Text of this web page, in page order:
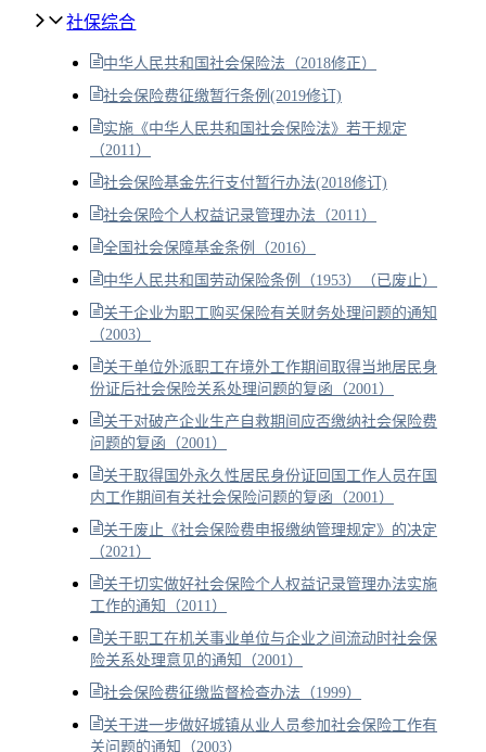
社保综合
中华人民共和国社会保险法（2018修正）
社会保险费征缴暂行条例(2019修订)
实施《中华人民共和国社会保险法》若干规定
（2011）
社会保险基金先行支付暂行办法(2018修订)
社会保险个人权益记录管理办法（2011）
全国社会保障基金条例（2016）
中华人民共和国劳动保险条例（1953）（已废止）
关于企业为职工购买保险有关财务处理问题的通知
（2003）
关于单位外派职工在境外工作期间取得当地居民身
份证后社会保险关系处理问题的复函（2001）
关于对破产企业生产自救期间应否缴纳社会保险费
问题的复函（2001）
关于取得国外永久性居民身份证回国工作人员在国
内工作期间有关社会保险问题的复函（2001）
关于废止《社会保险费申报缴纳管理规定》的决定
（2021）
关于切实做好社会保险个人权益记录管理办法实施
工作的通知（2011）
关于职工在机关事业单位与企业之间流动时社会保
险关系处理意见的通知（2001）
社会保险费征缴监督检查办法（1999）
关于进一步做好城镇从业人员参加社会保险工作有
关问题的通知（2003）